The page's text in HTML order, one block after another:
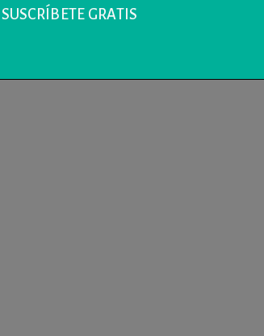
SUSCRÍBETE GRATIS